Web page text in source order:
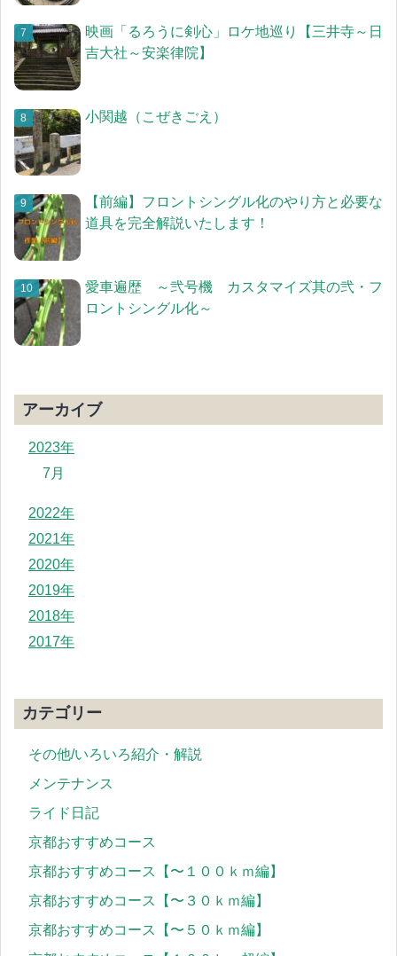
映画「るろうに剣心」ロケ地巡り【三井寺～日
吉大社～安楽律院】
小関越（こぜきごえ）
【前編】フロントシングル化のやり方と必要な
道具を完全解説いたします！
愛車遍歴 ～弐号機 カスタマイズ其の弐・フ
ロントシングル化～
アーカイブ
2023年
7月
2022年
2021年
2020年
2019年
2018年
2017年
カテゴリー
その他/いろいろ紹介・解説
メンテナンス
ライド日記
京都おすすめコース
京都おすすめコース【〜１００ｋｍ編】
京都おすすめコース【〜３０ｋｍ編】
京都おすすめコース【〜５０ｋｍ編】